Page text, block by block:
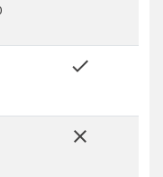
done
close